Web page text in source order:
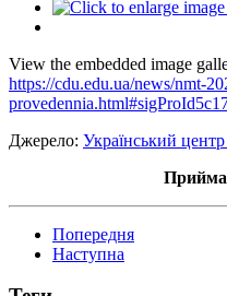
View the embedded image
https://cdu.edu.ua/news/nmt-
Джерело: Український центр
Попередня
Наступна